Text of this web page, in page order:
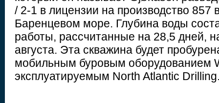
/ 2-1 в лицензии на производство 857
Баренцевом море. Глубина воды
работы, рассчитанные на 28,5 дней,
августа. Эта скважина будет
мобильным буровым оборудованием
эксплуатируемым North Atlantic